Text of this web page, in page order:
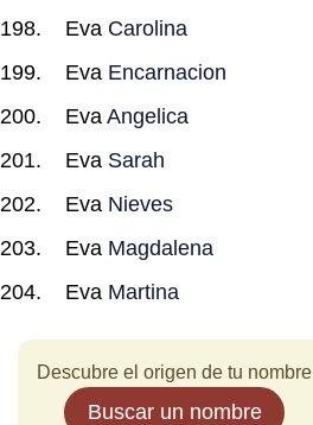
Eva Carolina
Eva Encarnacion
Eva Angelica
Eva Sarah
Eva Nieves
Eva Magdalena
Eva Martina
Descubre el origen de tu nombre
Buscar un nombre